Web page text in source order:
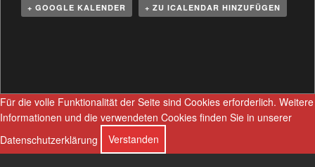
+ GOOGLE KALENDER + ZU ICALENDAR HINZUFÜGEN
a
n
s
t
a
Für die volle Funktionalität der Seite sind Cookies erforderlich. Weitere
Informationen und die verwendeten Cookies finden Sie in unserer
Datenschutzerklärung
Verstanden